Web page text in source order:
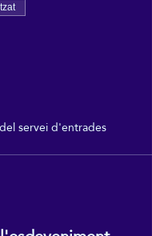
servei d'entrades